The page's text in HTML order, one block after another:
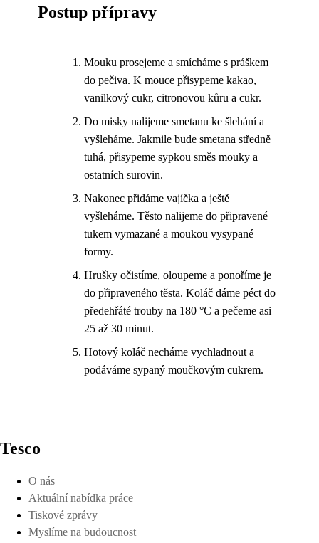
Postup přípravy
Mouku prosejeme a smícháme s práškem
do pečiva. K mouce přisypeme kakao,
vanilkový cukr, citronovou kůru a cukr.
Do misky nalijeme smetanu ke šlehání a
vyšleháme. Jakmile bude smetana středně
tuhá, přisypeme sypkou směs mouky a
ostatních surovin.
Nakonec přidáme vajíčka a ještě
vyšleháme. Těsto nalijeme do připravené
tukem vymazané a moukou vysypané
formy.
Hrušky očistíme, oloupeme a ponoříme je
do připraveného těsta. Koláč dáme péct do
předehřáté trouby na 180 °C a pečeme asi
25 až 30 minut.
Hotový koláč necháme vychladnout a
podáváme sypaný moučkovým cukrem.
Tesco
O nás
Aktuální nabídka práce
Tiskové zprávy
Myslíme na budoucnost